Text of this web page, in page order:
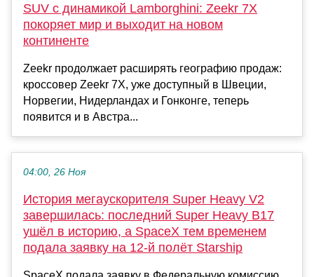
SUV с динамикой Lamborghini: Zeekr 7X
покоряет мир и выходит на новом
континенте
Zeekr продолжает расширять географию продаж:
кроссовер Zeekr 7X, уже доступный в Швеции,
Норвегии, Нидерландах и Гонконге, теперь
появится и в Австра...
04:00, 26 Ноя
История мегаускорителя Super Heavy V2
завершилась: последний Super Heavy B17
ушёл в историю, а SpaceX тем временем
подала заявку на 12-й полёт Starship